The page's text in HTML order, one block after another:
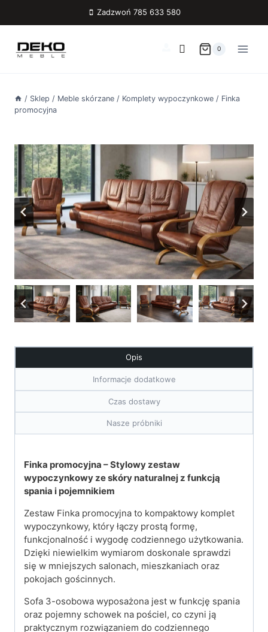
Zadzwoń 785 633 580
0
/ Sklep / Meble skórzane / Komplety wypoczynkowe / Finka
promocyjna
Opis
Informacje dodatkowe
Czas dostawy
Nasze próbniki
Finka promocyjna – Stylowy zestaw
wypoczynkowy ze skóry naturalnej z funkcją
spania i pojemnikiem
Zestaw Finka promocyjna to kompaktowy komplet
wypoczynkowy, który łączy prostą formę,
funkcjonalność i wygodę codziennego użytkowania.
Dzięki niewielkim wymiarom doskonale sprawdzi
się w mniejszych salonach, mieszkaniach oraz
pokojach gościnnych.
Sofa 3-osobowa wyposażona jest w funkcję spania
oraz pojemny schowek na pościel, co czyni ją
praktycznym rozwiązaniem do codziennego